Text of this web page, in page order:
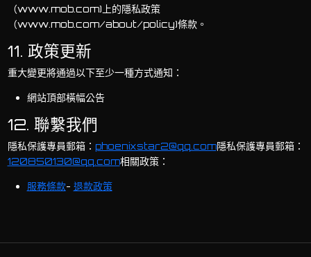
（www.mob.com)上的隱私政策
（www.mob.com/about/policy)條款。
11. 政策更新
重大變更將通過以下至少一種方式通知：
網站頂部橫幅公告
12. 聯繫我們
隱私保護專員郵箱： phoenixstar2@qq.com隱私保護專員郵箱：
120850130@qq.com相關政策：
服務條款- 退款政策